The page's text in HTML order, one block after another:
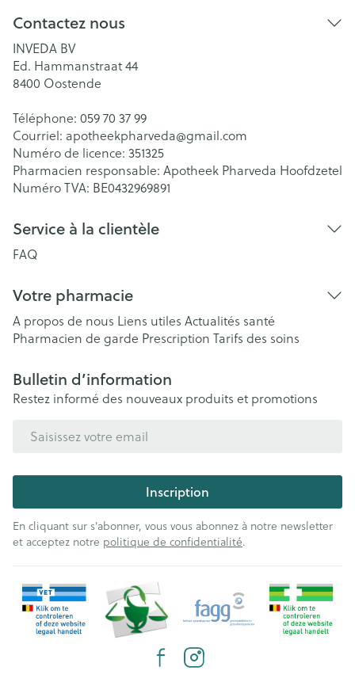
Contactez nous
INVEDA BV
Ed. Hammanstraat 44
8400 Oostende
Téléphone: 059 70 37 99
Courriel: apotheekpharveda@gmail.com
Numéro de licence: 351325
Pharmacien responsable: Apotheek Pharveda Hoofdzetel
Numéro TVA: BE0432969891
Service à la clientèle
FAQ
Votre pharmacie
A propos de nous Liens utiles Actualités santé
Pharmacien de garde Prescription Tarifs des soins
Bulletin d’information
Restez informé des nouveaux produits et promotions
Inscription
En cliquant sur s'abonner, vous vous abonnez à notre newsletter
et acceptez notre politique de confidentialité.